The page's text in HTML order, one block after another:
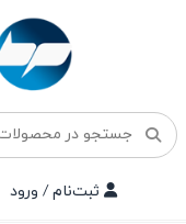
ثبت‌نام / ورود